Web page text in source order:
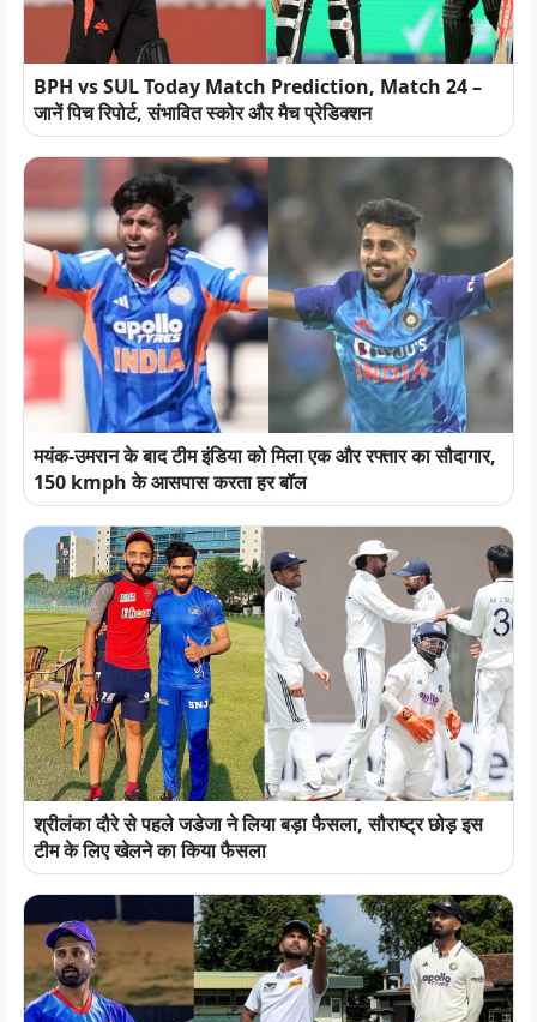
BPH vs SUL Today Match Prediction, Match 24 –
जानें पिच रिपोर्ट, संभावित स्कोर और मैच प्रेडिक्शन
मयंक-उमरान के बाद टीम इंडिया को मिला एक और रफ्तार का सौदागार,
150 kmph के आसपास करता हर बॉल
श्रीलंका दौरे से पहले जडेजा ने लिया बड़ा फैसला, सौराष्ट्र छोड़ इस
टीम के लिए खेलने का किया फैसला